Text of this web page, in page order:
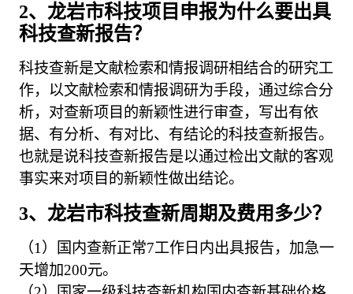
2、龙岩市科技项目申报为什么要出具
科技查新报告？
科技查新是文献检索和情报调研相结合的研究工
作，以文献检索和情报调研为手段，通过综合分
析，对查新项目的新颖性进行审查，写出有依
据、有分析、有对比、有结论的科技查新报告。
也就是说科技查新报告是以通过检出文献的客观
事实来对项目的新颖性做出结论。
3、龙岩市科技查新周期及费用多少？
（1）国内查新正常7工作日内出具报告，加急一
天增加200元。